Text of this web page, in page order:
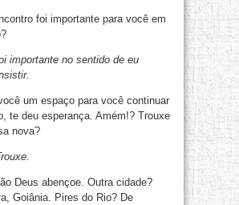
foi importante para você em
importante no sentido de eu
um espaço para você continuar
te deu esperança. Amém!? Trouxe
nova?
Deus abençoe. Outra cidade?
Goiânia. Pires do Rio? De